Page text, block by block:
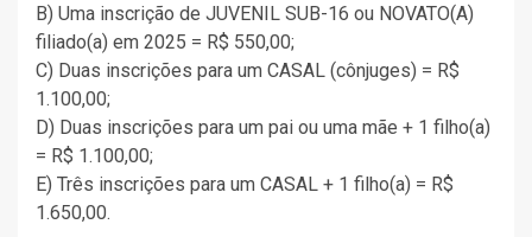
B) Uma inscrição de JUVENIL SUB-16 ou NOVATO(A)
filiado(a) em 2025 = R$ 550,00;
C) Duas inscrições para um CASAL (cônjuges) = R$
1.100,00;
D) Duas inscrições para um pai ou uma mãe + 1 filho(a)
= R$ 1.100,00;
E) Três inscrições para um CASAL + 1 filho(a) = R$
1.650,00.